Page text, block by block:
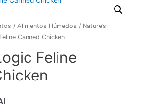
/ Alimentos Húmedos / Nature’s
Canned Chicken
Feline